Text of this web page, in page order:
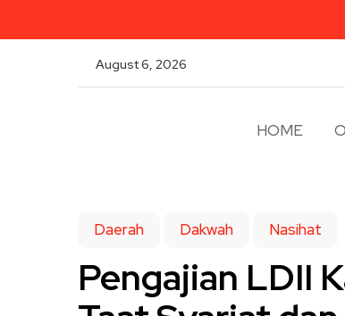
August 6, 2026
HOME
Daerah Dakwah Nasihat
Pengajian LDII